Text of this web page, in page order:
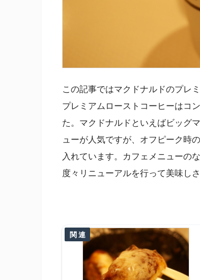
この記事ではマクドナルドのプレ
プレミアムローストコーヒーはコ
た。マクドナルドといえばビッグ
ューが人気ですが、オフピーク時
入れています。カフェメニューの
度々リニューアルを行って美味し